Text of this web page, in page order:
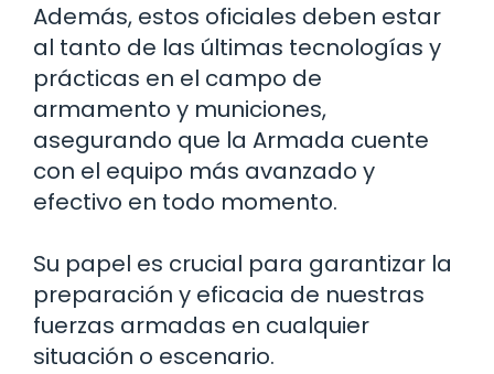
Además, estos oficiales deben estar
al tanto de las últimas tecnologías y
prácticas en el campo de
armamento y municiones,
asegurando que la Armada cuente
con el equipo más avanzado y
efectivo en todo momento.
Su papel es crucial para garantizar la
preparación y eficacia de nuestras
fuerzas armadas en cualquier
situación o escenario.